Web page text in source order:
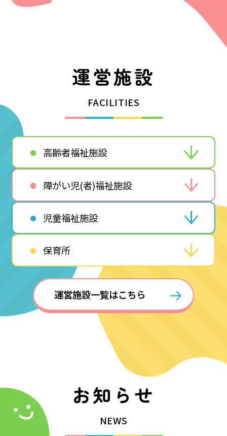
運営施設
FACILITIES
高齢者福祉施設
障がい児(者)福祉施設
児童福祉施設
保育所
運営施設一覧はこちら
お知らせ
NEWS